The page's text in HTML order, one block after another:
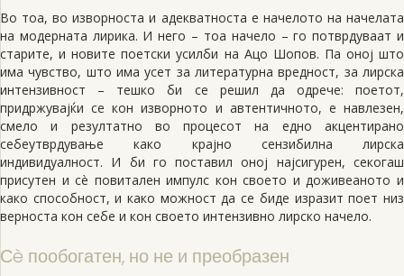
Во тоа, во изворноста и адекватноста е начелото на начелата
на модерната лирика. И него – тоа начело – го потврдуваат и
старите, и новите поетски усилби на Ацо Шопов. Па оној што
има чувство, што има усет за литературна вредност, за лирска
интензивност – тешко би се решил да одрече: поетот,
придржувајќи се кон изворното и автентичното, е навлезен,
смело и резултатно во процесот на едно акцентирано
себеутврдување како крајно сензибилна лирска
индивидуалност. И би го поставил оној најсигурен, секогаш
присутен и сè повитален импулс кон своето и доживеаното и
како способност, и како можност да се биде изразит поет низ
верноста кон себе и кон своето интензивно лирско начело.
Сè пообогатен, но не и преобразен